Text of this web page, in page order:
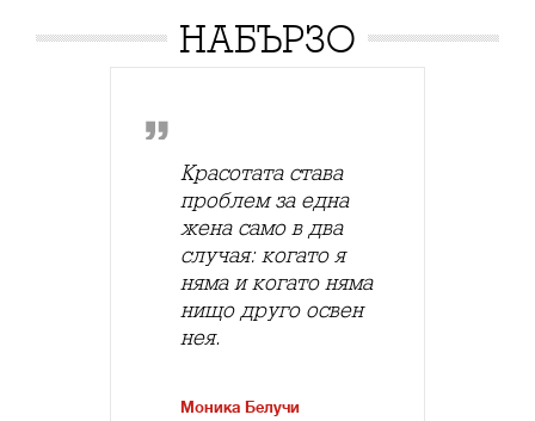
НАБЪРЗО
Красотата става
проблем за една
жена само в два
случая: когато я
няма и когато няма
нищо друго освен
нея.
Моника Белучи